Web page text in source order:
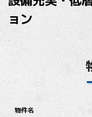
ョン
物件名